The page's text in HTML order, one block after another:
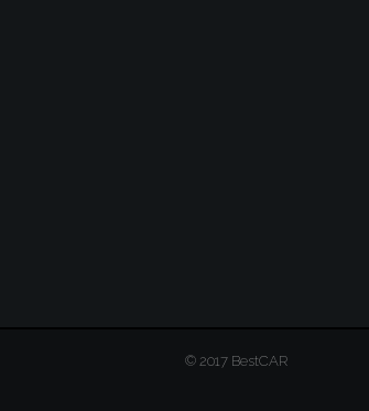
© 2017 BestCAR